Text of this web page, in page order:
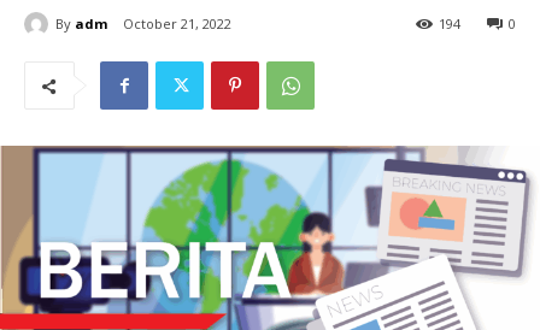
By adm October 21, 2022 0
194